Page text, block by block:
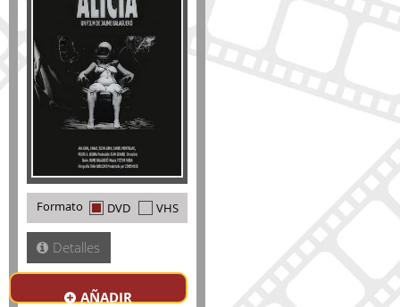
Formato DVD VHS
Detalles
AÑADIR